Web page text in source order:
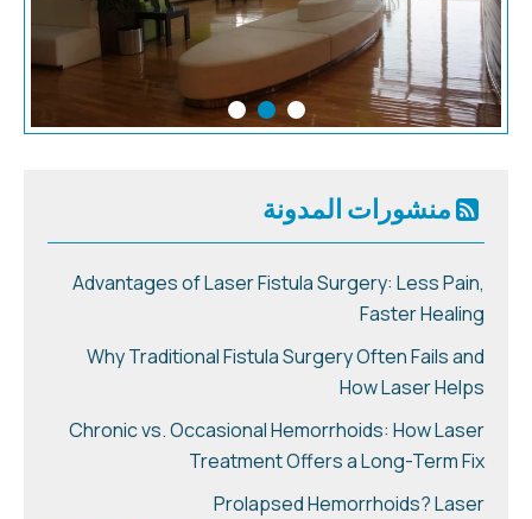
منشورات المدونة
Advantages of Laser Fistula Surgery: Less Pain,
Faster Healing
Why Traditional Fistula Surgery Often Fails and
How Laser Helps
Chronic vs. Occasional Hemorrhoids: How Laser
Treatment Offers a Long-Term Fix
Prolapsed Hemorrhoids? Laser